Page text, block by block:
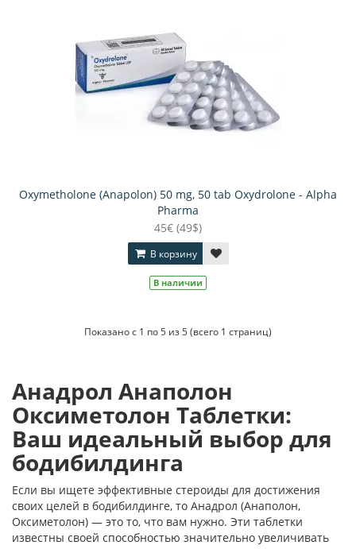
Oxymetholone (Anapolon) 50 mg, 50 tab Oxydrolone - Alpha
Pharma
45€ (49$)
В корзину
В наличии
Показано с 1 по 5 из 5 (всего 1 страниц)
Анадрол Анаполон
Оксиметолон Таблетки:
Ваш идеальный выбор для
бодибилдинга
Если вы ищете эффективные стероиды для достижения
своих целей в бодибилдинге, то Анадрол (Анаполон,
Оксиметолон) — это то, что вам нужно. Эти таблетки
известны своей способностью значительно увеличивать